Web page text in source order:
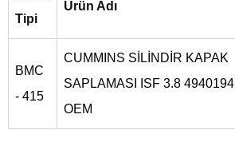
Tipi
Ürün Adı
BMC
- 415
CUMMINS SİLİNDİR KAPAK
SAPLAMASI ISF 3.8 4940194
OEM